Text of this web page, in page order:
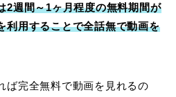
2週間～1ヶ月程度の無料期間が
利用することで全話無で動画を
ば完全無料で動画を見れるの